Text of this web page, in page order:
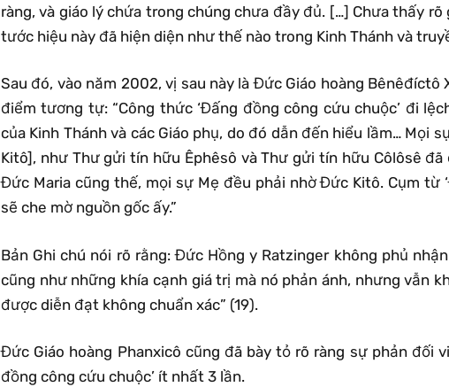
ràng, và giáo lý chứa trong chúng chưa đầy đủ. […] Chưa thấy
tước hiệu này đã hiện diện như thế nào trong Kinh Thánh và
Sau đó, vào năm 2002, vị sau này là Đức Giáo hoàng Bênêđíctô
điểm tương tự: “Công thức ‘Đấng đồng công cứu chuộc’ đi
của Kinh Thánh và các Giáo phụ, do đó dẫn đến hiểu lầm… Mọi
Kitô], như Thư gửi tín hữu Êphêsô và Thư gửi tín hữu Côlôsê
Đức Maria cũng thế, mọi sự Mẹ đều phải nhờ Đức Kitô. Cụm từ
sẽ che mờ nguồn gốc ấy.”
Bản Ghi chú nói rõ rằng: Đức Hồng y Ratzinger không phủ
cũng như những khía cạnh giá trị mà nó phản ánh, nhưng vẫn
được diễn đạt không chuẩn xác” (19).
Đức Giáo hoàng Phanxicô cũng đã bày tỏ rõ ràng sự phản đối
đồng công cứu chuộc’ ít nhất 3 lần.